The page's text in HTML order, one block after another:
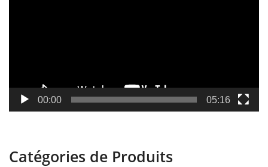
00:00 05:16
Catégories de Produits